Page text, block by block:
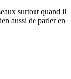
surtout quand il
aussi de parler en